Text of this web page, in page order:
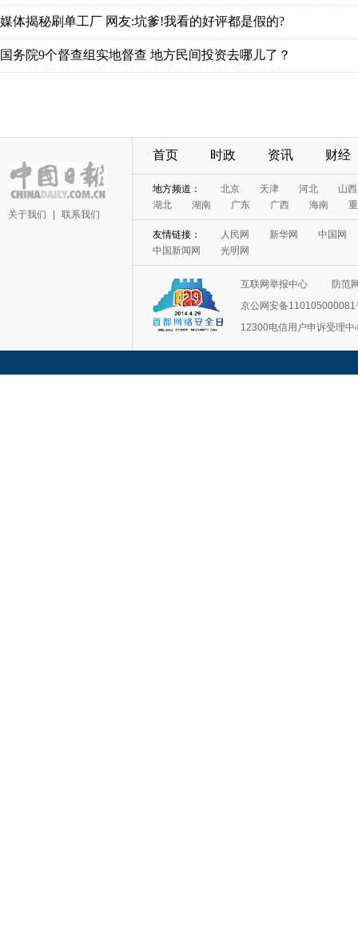
关于我们 联系我们
首页 时政 资讯 财经
互联网举报中心
防范
京公网安备110105000081
12300电信用户申诉受理中